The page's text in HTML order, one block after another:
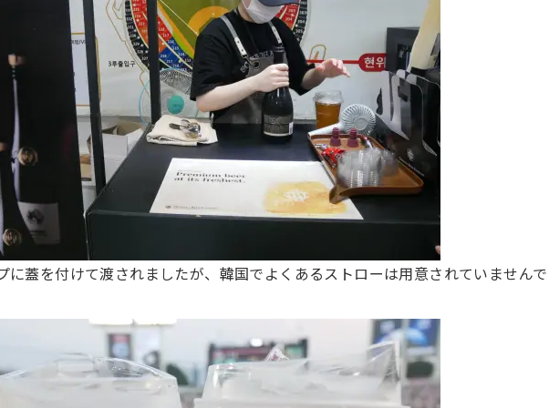
に蓋を付けて渡されましたが、韓国でよくあるストローは用意されていません